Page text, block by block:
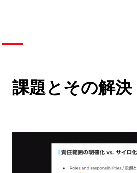
課題とその解決